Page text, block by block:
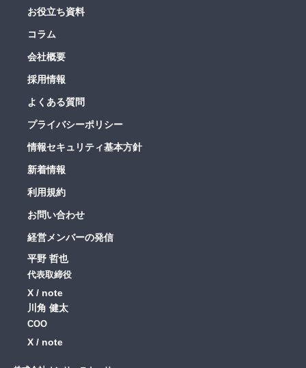
お役立ち資料
コラム
会社概要
採用情報
よくある質問
プライバシーポリシー
情報セキュリティ基本方針
新着情報
利用規約
お問い合わせ
経営メンバーの発信
平野 哲也
代表取締役
X
note
川角 健太
COO
X note